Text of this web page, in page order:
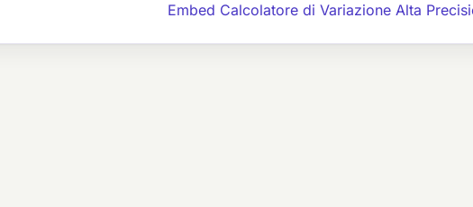
Embed Calcolatore di Variazione Alta